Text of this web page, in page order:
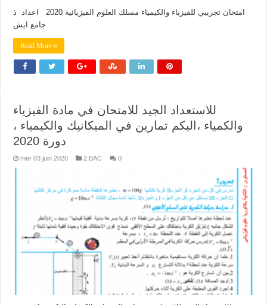
امتحان تجريبي للفيزياء والكيمياء مسلك العلوم الفيزيائية 2020 اعداد ذ
جامع ايش
Read More »
للاستعداد الجيد للامتحان في مادة الفيزياء
والكمياء ،اليكم تمارين في الميكانيك والكيمياء ،
دورة 2020
mer 03 juin 2020 2 BAC 0